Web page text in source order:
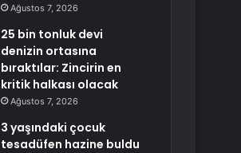
Ağustos 7, 2026
25 bin tonluk devi
denizin ortasına
bıraktılar: Zincirin en
kritik halkası olacak
Ağustos 7, 2026
3 yaşındaki çocuk
tesadüfen hazine buldu